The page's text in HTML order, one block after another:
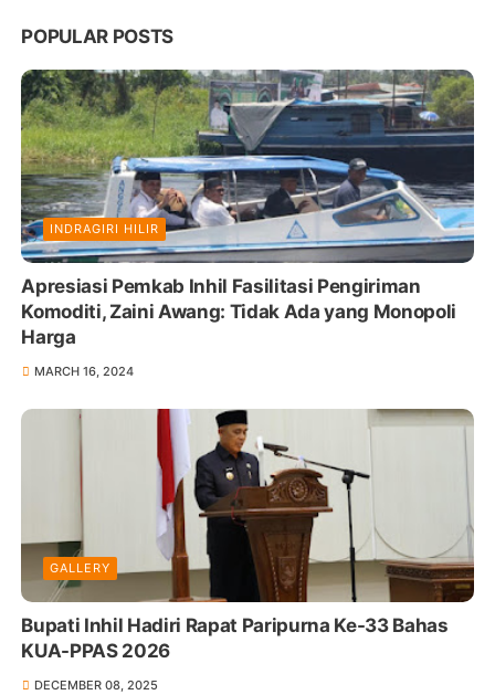
POPULAR POSTS
INDRAGIRI HILIR
Apresiasi Pemkab Inhil Fasilitasi Pengiriman
Komoditi, Zaini Awang: Tidak Ada yang Monopoli
Harga
MARCH 16, 2024
GALLERY
Bupati Inhil Hadiri Rapat Paripurna Ke-33 Bahas
KUA-PPAS 2026
DECEMBER 08, 2025